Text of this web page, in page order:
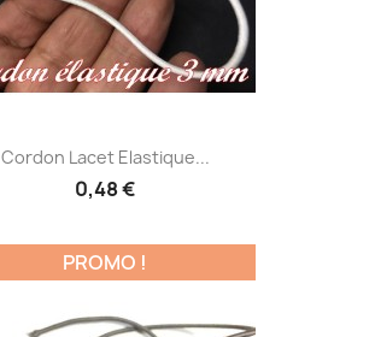
Cordon Lacet Elastique...
0,48 €
PROMO !